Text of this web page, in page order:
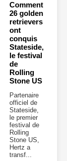
Comment
26 golden
retrievers
ont
conquis
Stateside,
le festival
de
Rolling
Stone US
Partenaire
officiel de
Stateside,
le premier
festival de
Rolling
Stone US,
Hertz a
transf...